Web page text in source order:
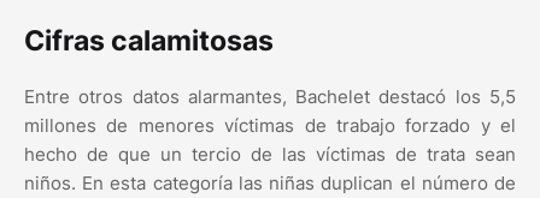
Cifras calamitosas
Entre otros datos alarmantes, Bachelet destacó los 5,5
millones de menores víctimas de trabajo forzado y el
hecho de que un tercio de las víctimas de trata sean
niños. En esta categoría las niñas duplican el número de